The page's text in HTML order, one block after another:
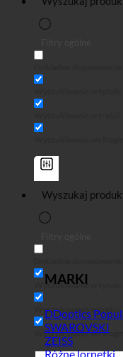
Wyszukiwanie w tytule
Wyszukiwanie w treści
Wyszukiwanie we
MARKI
DDoptics
SWAROVSKI
ZEISS
Różne lornetki